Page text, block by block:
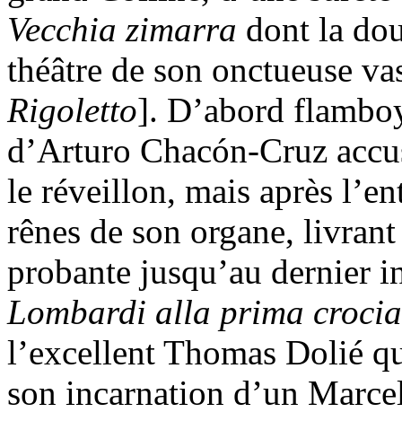
Vecchia zimarra dont la
théâtre de son onctueuse
Rigoletto]. D’abord
d’Arturo Chacón-Cruz
le réveillon, mais après
rênes de son organe,
probante jusqu’au dernier
Lombardi alla prima
l’excellent Thomas Dolié
son incarnation d’un